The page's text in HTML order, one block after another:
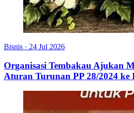
Bisnis · 24 Jul 2026
Organisasi Tembakau Ajukan
Aturan Turunan PP 28/2024 ke